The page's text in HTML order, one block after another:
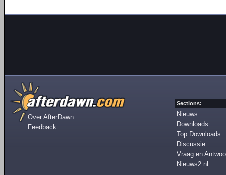
Over AfterDawn
Feedback
Sections:
Nieuws
Downloads
Top Downloads
Discussie
Vraag en
Nieuws2.nl